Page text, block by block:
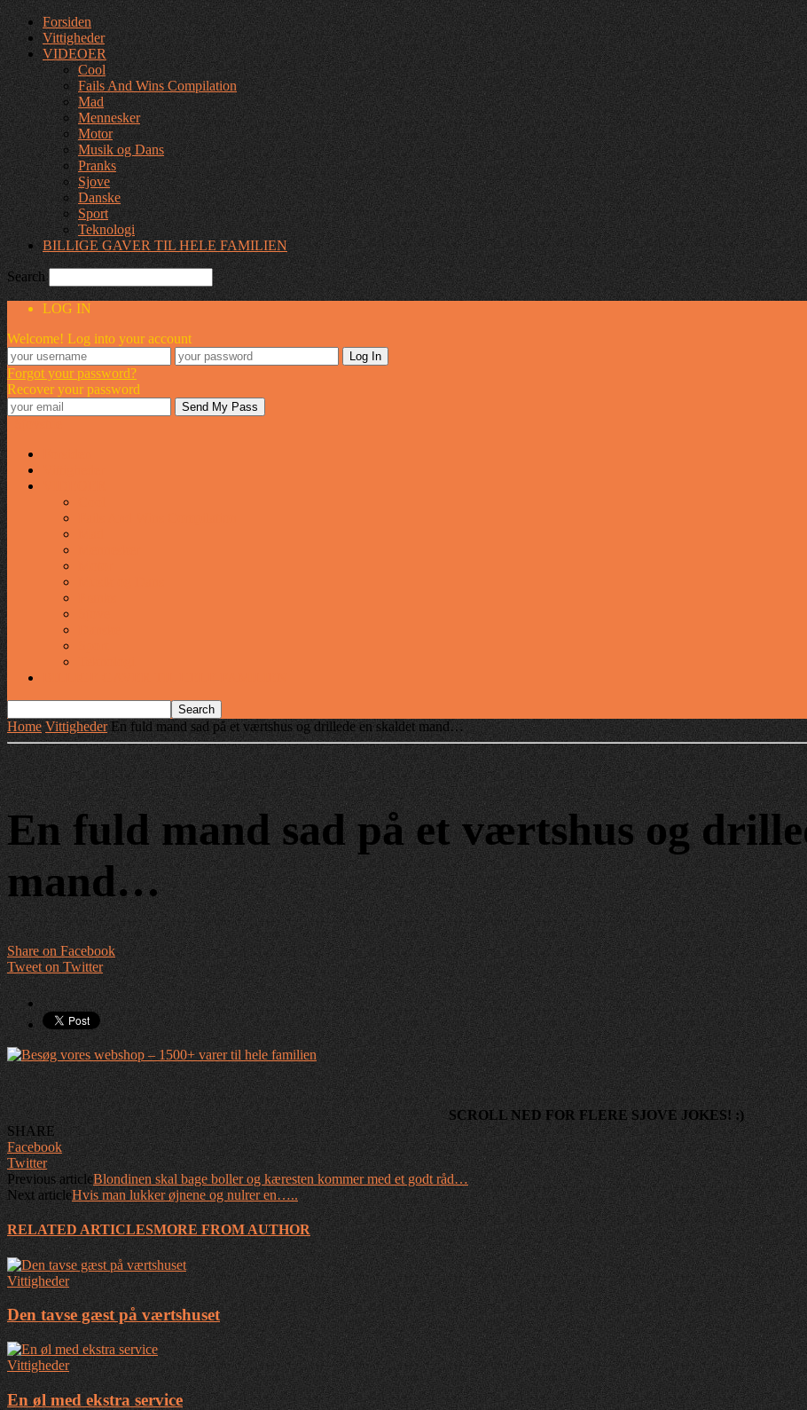
Forsiden
Vittigheder
VIDEOER
Cool
Fails And Wins Compilation
Mad
Mennesker
Motor
Musik og Dans
Pranks
Sjove
Danske
Sport
Teknologi
BILLIGE GAVER TIL HELE FAMILIEN
Search
LOG IN
Welcome! Log into your account
Forgot your password?
Recover your password
Home Vittigheder En fuld mand sad på et værtshus og drillede en skaldet mand…
En fuld mand sad på et værtshus og
mand…
Share on Facebook
Tweet on Twitter
SCROLL NED FOR FLERE SJOVE JOKES! :)
SHARE
Facebook
Twitter
Previous articleBlondinen skal bage boller og kæresten kommer med et godt råd…
Next articleHvis man lukker øjnene og nulrer en…..
RELATED ARTICLESMORE FROM AUTHOR
Vittigheder
Den tavse gæst på værtshuset
Vittigheder
En øl med ekstra service